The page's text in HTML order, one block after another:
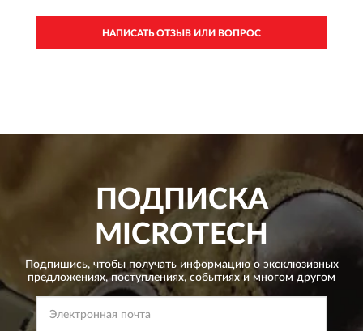
НАПИСАТЬ ОТЗЫВ ИЛИ ВОПРОС
ПОДПИСКА
MICROTECH
Подпишись, чтобы получать информацию о эксклюзивных
предложениях,поступлениях, событиях и многом другом